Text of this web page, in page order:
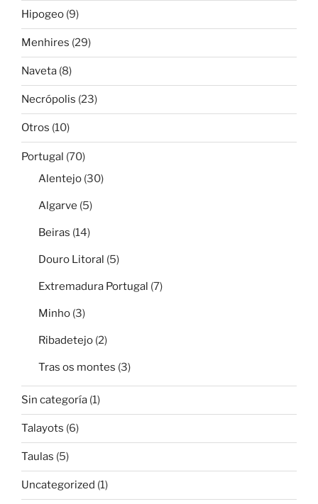
Hipogeo (9)
Menhires (29)
Naveta (8)
Necrópolis (23)
Otros (10)
Portugal (70)
Alentejo (30)
Algarve (5)
Beiras (14)
Douro Litoral (5)
Extremadura Portugal (7)
Minho (3)
Ribadetejo (2)
Tras os montes (3)
Sin categoría (1)
Talayots (6)
Taulas (5)
Uncategorized (1)